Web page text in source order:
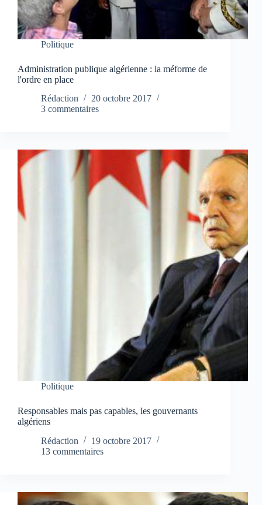
Politique
Administration publique algérienne : la méforme de
l'ordre en place
Rédaction
20 octobre 2017
3 commentaires
Politique
Responsables mais pas capables, les gouvernants
algériens
Rédaction
19 octobre 2017
13 commentaires